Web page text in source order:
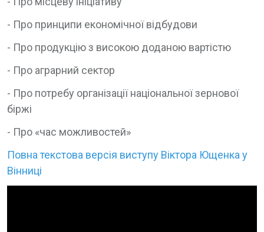
- Про принципи економічної відбудови
- Про продукцію з високою доданою вартістю
- Про аграрний сектор
- Про потребу організації національної зернової
біржі
- Про «час можливостей»
Повна текстова версія виступу Віктора Ющенка у
Вінниці